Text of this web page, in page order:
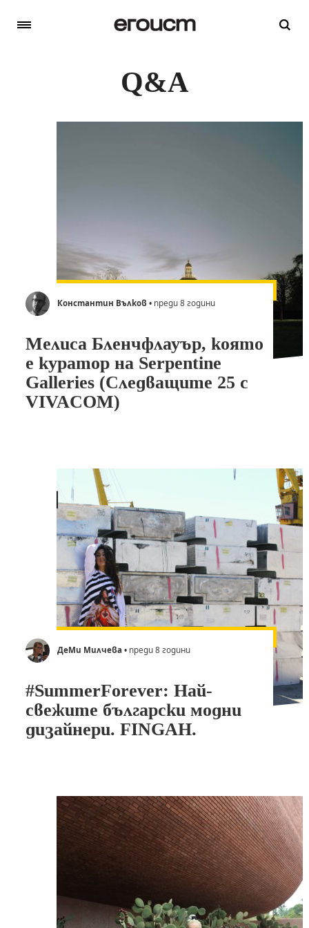
Q&A
Константин Вълков• преди 8 години
Мелиса Бленчфлауър, която
е куратор на Serpentine
Galleries (Следващите 25 с
VIVACOM)
ДеМи Милчева • преди 8 години
#SummerForever: Най-
свежите български модни
дизайнери. FINGAH.